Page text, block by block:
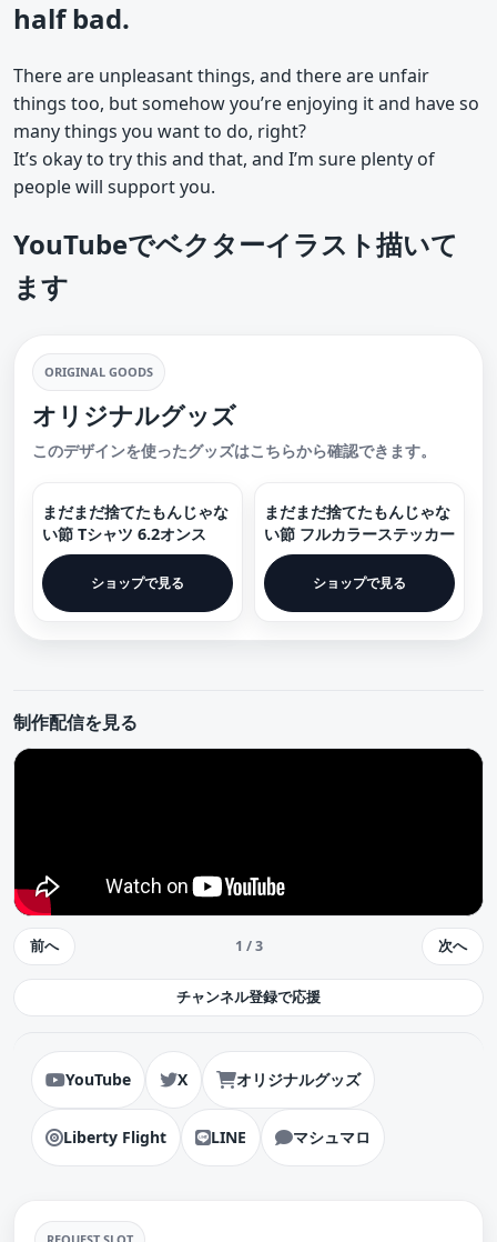
half bad.
There are unpleasant things, and there are unfair
things too, but somehow you’re enjoying it and have so
many things you want to do, right?
It’s okay to try this and that, and I’m sure plenty of
people will support you.
YouTubeでベクターイラスト描いて
ます
ORIGINAL GOODS
オリジナルグッズ
このデザインを使ったグッズはこちらから確認できます。
まだまだ捨てたもんじゃな
い節 Tシャツ 6.2オンス
ショップで見る
まだまだ捨てたもんじゃな
い節 フルカラーステッカー
ショップで見る
制作配信を見る
前へ 1 / 3 次へ
チャンネル登録で応援
YouTube X オリジナルグッズ
Liberty Flight LINE マシュマロ